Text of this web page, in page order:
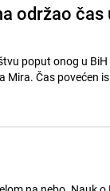
održao čas
poput onog u
Mira. Čas povećen